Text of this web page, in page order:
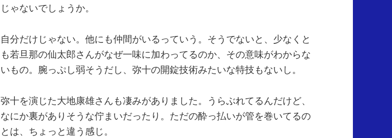
じゃないでしょうか。
自分だけじゃない。他にも仲間がいるっていう。そうでないと、少なくと
も若旦那の仙太郎さんがなぜ一味に加わってるのか、その意味がわからな
いもの。腕っぷし弱そうだし、弥十の開錠技術みたいな特技もないし。
弥十を演じた大地康雄さんも凄みがありました。うらぶれてるんだけど、
なにか裏がありそうな佇まいだったり。ただの酔っ払いが管を巻いてるの
とは、ちょっと違う感じ。